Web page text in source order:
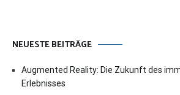
NEUESTE BEITRÄGE
Augmented Reality: Die Zukunft des
Erlebnisses